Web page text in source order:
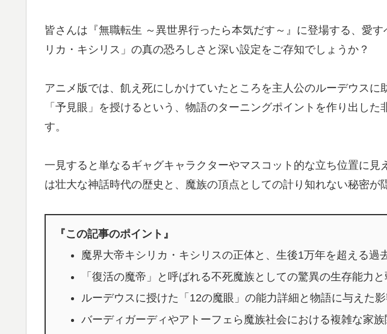
皆さんは『無職転生 ～異世界行ったら本気だす～』に登場する、愛
リカ・キシリス」の真の恐ろしさと深い設定をご存知でしょうか？
アニメ版では、飢え死にしかけていたところを主人公のルーデウスに
「予見眼」を授けるという、物語のターニングポイントを作り出し
す。
一見すると単なるギャグキャラクターやマスコット的な立ち位置に見
は壮大な神話時代の歴史と、魔族の頂点としての計り知れない秘密が
『この記事のポイント』
魔界大帝キシリカ・キシリスの正体と、生後1万年を超える過
「復活の魔帝」と呼ばれる不死魔族としての驚異の生存能力と
ルーデウスに授けた「12の魔眼」の能力詳細と物語に与えた
バーディガーディやアトーフェら魔族社会における複雑な家族